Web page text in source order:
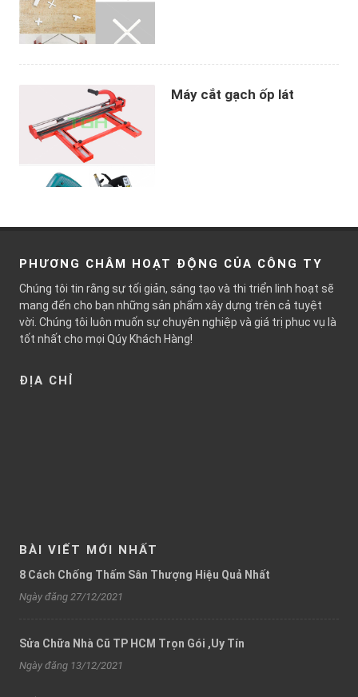
Máy cắt gạch ốp lát
PHƯƠNG CHÂM HOẠT ĐỘNG CỦA CÔNG TY
Chúng tôi tin rằng sự tối giản, sáng tạo và thi triển linh hoạt sẽ
mang đến cho bạn những sản phẩm xây dựng trên cả tuyệt
vời. Chúng tôi luôn muốn sự chuyên nghiệp và giá trị phục vụ là
tốt nhất cho mọi Qúy Khách Hàng!
ĐỊA CHỈ
BÀI VIẾT MỚI NHẤT
8 Cách Chống Thấm Sân Thượng Hiệu Quả Nhất
Ngày đăng 27/12/2021
Sửa Chữa Nhà Cũ TP HCM Trọn Gói ,Uy Tín
Ngày đăng 13/12/2021